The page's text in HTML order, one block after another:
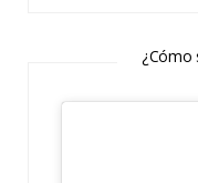
¿Cómo